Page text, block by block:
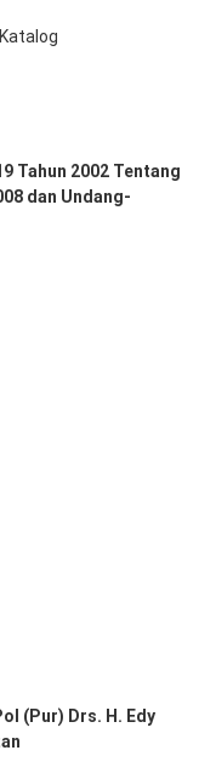
Tahun 2002 Tentang
dan Undang-
(Pur) Drs. H. Edy